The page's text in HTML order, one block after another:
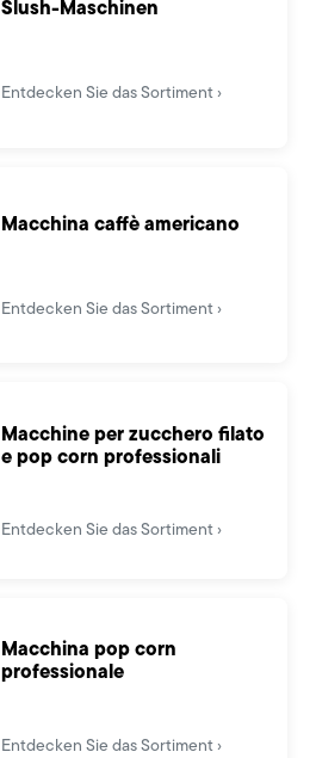
Slush-Maschinen
Entdecken Sie das Sortiment
Macchina caffè americano
Entdecken Sie das Sortiment
Macchine per zucchero filato
e pop corn professionali
Entdecken Sie das Sortiment
Macchina pop corn
professionale
Entdecken Sie das Sortiment